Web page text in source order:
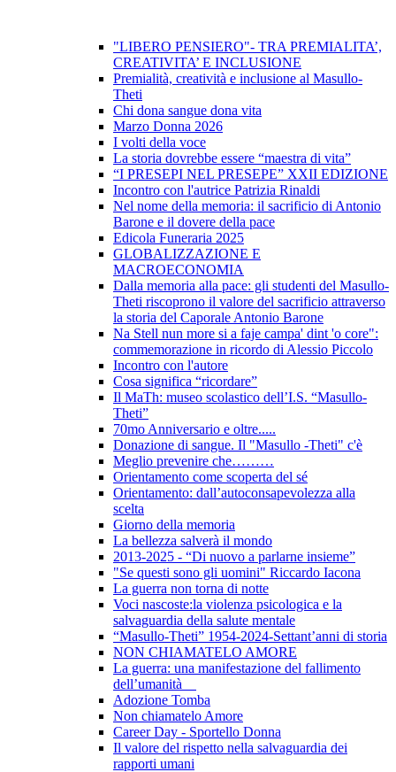
"LIBERO PENSIERO"- TRA PREMIALITA’,
CREATIVITA’ E INCLUSIONE
Premialità, creatività e inclusione al Masullo-
Theti
Chi dona sangue dona vita
Marzo Donna 2026
I volti della voce
La storia dovrebbe essere “maestra di vita”
“I PRESEPI NEL PRESEPE” XXII EDIZIONE
Incontro con l'autrice Patrizia Rinaldi
Nel nome della memoria: il sacrificio di Antonio
Barone e il dovere della pace
Edicola Funeraria 2025
GLOBALIZZAZIONE E
MACROECONOMIA
Dalla memoria alla pace: gli studenti del Masullo-
Theti riscoprono il valore del sacrificio attraverso
la storia del Caporale Antonio Barone
Na Stell nun more si a faje campa' dint 'o core":
commemorazione in ricordo di Alessio Piccolo
Incontro con l'autore
Cosa significa “ricordare”
Il MaTh: museo scolastico dell’I.S. “Masullo-
Theti”
70mo Anniversario e oltre.....
Donazione di sangue. Il "Masullo -Theti" c'è
Meglio prevenire che………
Orientamento come scoperta del sé
Orientamento: dall’autoconsapevolezza alla
scelta
Giorno della memoria
La bellezza salverà il mondo
2013-2025 - “Di nuovo a parlarne insieme”
"Se questi sono gli uomini" Riccardo Iacona
La guerra non torna di notte
Voci nascoste:la violenza psicologica e la
salvaguardia della salute mentale
“Masullo-Theti” 1954-2024-Settant’anni di storia
NON CHIAMATELO AMORE
La guerra: una manifestazione del fallimento
dell’umanità
Adozione Tomba
Non chiamatelo Amore
Career Day - Sportello Donna
Il valore del rispetto nella salvaguardia dei
rapporti umani